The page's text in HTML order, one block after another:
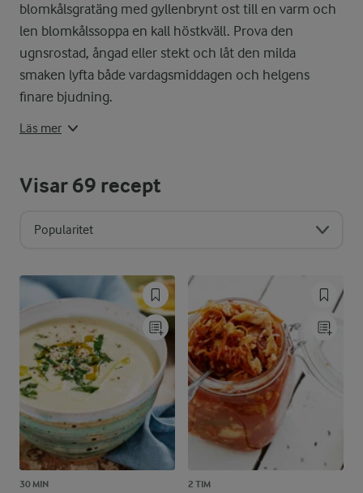
blomkålsgratäng med gyllenbrynt ost till en varm och
len blomkålssoppa en kall höstkväll. Prova den
ugnsrostad, ångad eller stekt och låt den milda
smaken lyfta både vardagsmiddagen och helgens
finare bjudning.
På senare tid har blomkål
Blomkål bör förvaras i kylskåp i
Läs mer
Visar69 recept
Popularitet
30 MIN 2 TIM